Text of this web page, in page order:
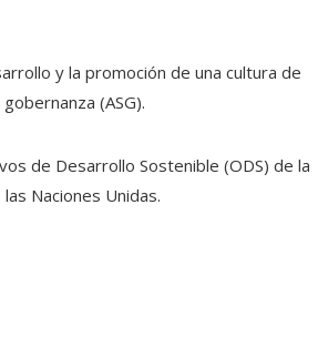
y la promoción de una cultura de
(ASG).
de Desarrollo Sostenible (ODS) de la
Naciones Unidas.